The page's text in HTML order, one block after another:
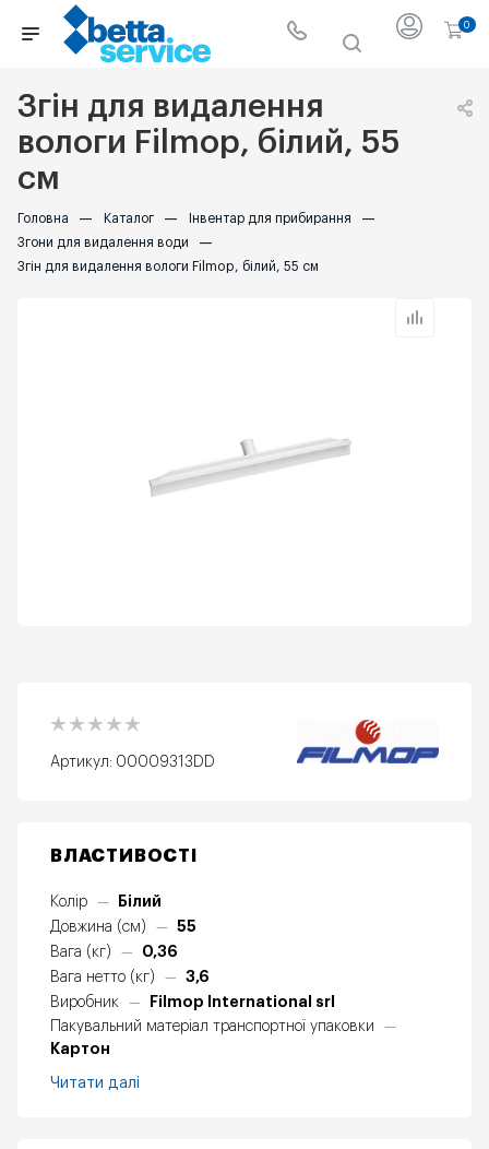
0
Згін для видалення
вологи Filmop, білий, 55
см
Головна — Каталог — Інвентар для прибирання —
Згони для видалення води —
Згін для видалення вологи Filmop, білий, 55 см
Артикул: 00009313DD
ВЛАСТИВОСТІ
Колір —
Білий
Довжина (см)
—
55
Вага (кг)
—
0,36
Вага нетто (кг)
—
3,6
Виробник
—
Filmop International srl
Пакувальний матеріал транспортної упаковки
—
Картон
Читати далі